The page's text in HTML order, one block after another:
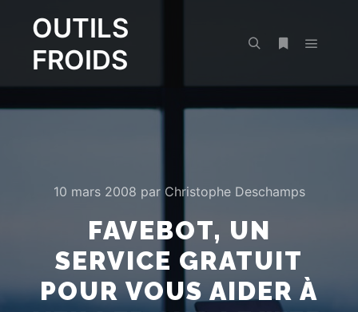
OUTILS
FROIDS
10 mars 2008 par Christophe Deschamps
FAVEBOT, UN
SERVICE GRATUIT
POUR VOUS AIDER À